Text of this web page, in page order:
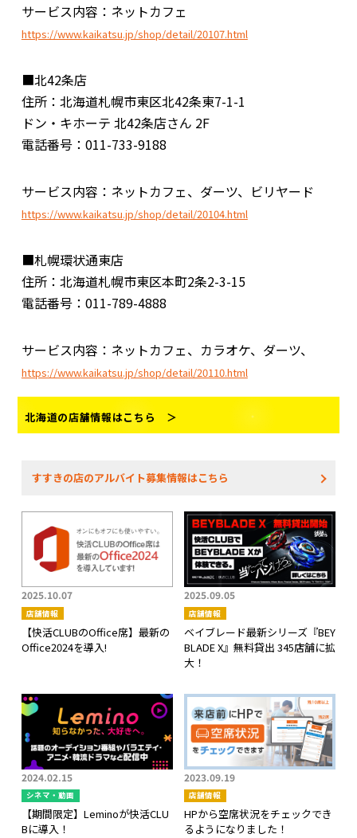
サービス内容：ネットカフェ
https://www.kaikatsu.jp/shop/detail/20107.html
■北42条店
住所：北海道札幌市東区北42条東7-1-1
ドン・キホーテ 北42条店さん 2F
電話番号：011-733-9188
サービス内容：ネットカフェ、ダーツ、ビリヤード
https://www.kaikatsu.jp/shop/detail/20104.html
■札幌環状通東店
住所：北海道札幌市東区本町2条2-3-15
電話番号：011-789-4888
サービス内容：ネットカフェ、カラオケ、ダーツ、
https://www.kaikatsu.jp/shop/detail/20110.html
北海道の店舗情報はこちら ＞
すすきの店のアルバイト募集情報はこちら
2025.10.07
店舗情報
【快活CLUBのOffice席】最新の
Office2024を導入!
2025.09.05
店舗情報
ベイブレード最新シリーズ『BEY
BLADE X』無料貸出 345店舗に拡
大！
2024.02.15
シネマ・動画
【期間限定】Leminoが快活CLU
Bに導入！
2023.09.19
店舗情報
HPから空席状況をチェックでき
るようになりました！